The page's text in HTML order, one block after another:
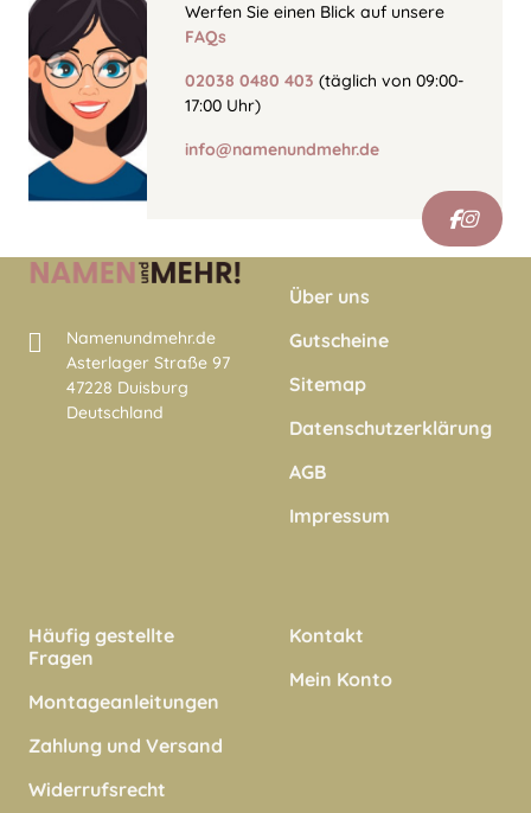
Werfen Sie einen Blick auf unsere
FAQs
02038 0480 403 (täglich von 09:00-
17:00 Uhr)
info@namenundmehr.de
Namenundmehr.de
Asterlager Straße 97
47228 Duisburg
Deutschland
Über uns
Gutscheine
Sitemap
Datenschutzerklärung
AGB
Impressum
Häufig gestellte
Fragen
Montageanleitungen
Zahlung und Versand
Widerrufsrecht
Kontakt
Mein Konto